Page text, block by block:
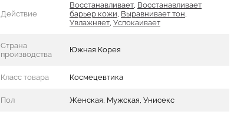
Действие
Восстанавливает, Восстанавливает
барьер кожи, Выравнивает тон,
Увлажняет, Успокаивает
Страна
производства
Южная Корея
Класс товара Космецевтика
Пол Женская, Мужская, Унисекс